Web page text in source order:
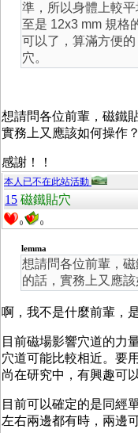
準，所以身體上較
至是 12x3 mm 規格
可以了，算滿方便
穴。
想請問各位前輩，磁鐵
實務上又應該如何操作？
感謝！！
本人已不在此站活動
15 磁鐵貼穴
0 0
lemma
想請問各位前輩，
的話，實務上又應該
啊，我不是什麼前輩，
目前磁場影響穴道的力
穴道可能比較相近。要
尚在研究中，有興趣可
目前可以確定的是同經
左右兩邊都有時，兩邊